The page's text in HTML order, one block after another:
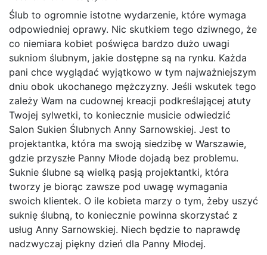
Ślub to ogromnie istotne wydarzenie, które wymaga
odpowiedniej oprawy. Nic skutkiem tego dziwnego, że
co niemiara kobiet poświęca bardzo dużo uwagi
sukniom ślubnym, jakie dostępne są na rynku. Każda
pani chce wyglądać wyjątkowo w tym najważniejszym
dniu obok ukochanego mężczyzny. Jeśli wskutek tego
zależy Wam na cudownej kreacji podkreślającej atuty
Twojej sylwetki, to koniecznie musicie odwiedzić
Salon Sukien Ślubnych Anny Sarnowskiej. Jest to
projektantka, która ma swoją siedzibę w Warszawie,
gdzie przyszłe Panny Młode dojadą bez problemu.
Suknie ślubne są wielką pasją projektantki, która
tworzy je biorąc zawsze pod uwagę wymagania
swoich klientek. O ile kobieta marzy o tym, żeby uszyć
suknię ślubną, to koniecznie powinna skorzystać z
usług Anny Sarnowskiej. Niech będzie to naprawdę
nadzwyczaj piękny dzień dla Panny Młodej.